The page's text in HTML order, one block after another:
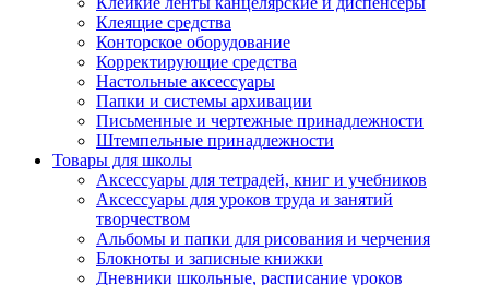
Клеящие средства
Конторское оборудование
Корректирующие средства
Настольные аксессуары
Папки и системы архивации
Письменные и чертежные принадлежности
Штемпельные принадлежности
Товары для школы
Аксессуары для тетрадей, книг и учебников
Аксессуары для уроков труда и занятий
творчеством
Альбомы и папки для рисования и черчения
Блокноты и записные книжки
Дневники школьные, расписание уроков